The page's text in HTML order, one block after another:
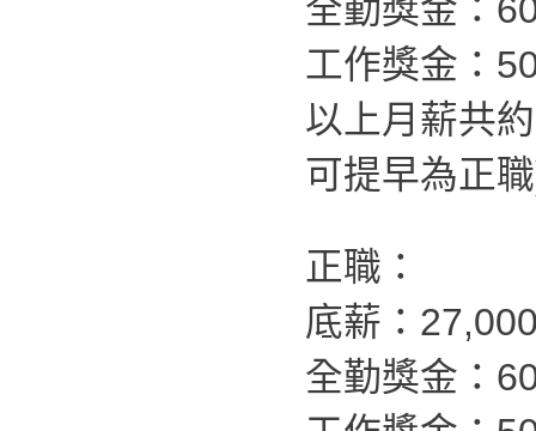
全勤獎金：
工作獎金：
以上月薪共
可提早為正
正職：
底薪：
全勤獎金：